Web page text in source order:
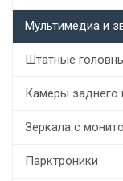
Мультимедиа и
Штатные
Камеры заднего
Зеркала с
Парктроники